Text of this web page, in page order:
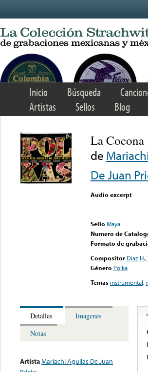
Inicio Búsqueda
Artistas
Sellos Blog
La Cocona
de
De Juan
Audio excerpt
Sello Maya
Numero de
Formato de
Compositor Diaz
Género Polka
Temas instrumental,
Detalles
Imagenes
Notas
ArtistaMariachi Aguilas De Juan